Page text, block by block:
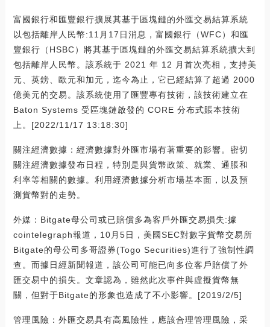
富國銀行和匯豐銀行擴展其基于區塊鏈的外匯交易結算系統
以包括離岸人民幣:11月17日消息，富國銀行（WFC）和匯
豐銀行（HSBC）將其基于區塊鏈的外匯交易結算系統擴大到
包括離岸人民幣。該系統于 2021 年 12 月首次亮相，支持美
元、英鎊、歐元和加元，迄今為止，它已經結算了超過 2000
億美元的交易。該系統使用了匯豐專有技術，該技術建立在
Baton Systems 受區塊鏈啟發的 CORE 分布式賬本技術
上。[2022/11/17 13:18:30]
關注經濟數據：經濟數據對外匯市場有著重要的影響。密切
關注經濟數據發布日程，特別是與貨幣政策、就業、通脹和
利率等相關的數據。利用經濟數據分析市場基本面，以及預
測貨幣對的走勢。
外媒：Bitgate母公司或已賠償多為客戶外匯交易損失:據
cointelegraph報道，10月5日，美國SEC對數字貨幣交易所
Bitgate的母公司多哥證券(Togo Securities)進行了強制性調
查。而據日經新聞報道，該公司可能已向多位客戶賠償了外
匯交易中的損失。文章認為，雖然此次事件與虛擬貨幣無
關，但對于Bitgate的形象也造成了不小影響。[2019/2/5]
管理風險：外匯交易具有高風險性，應該合理管理風險，采